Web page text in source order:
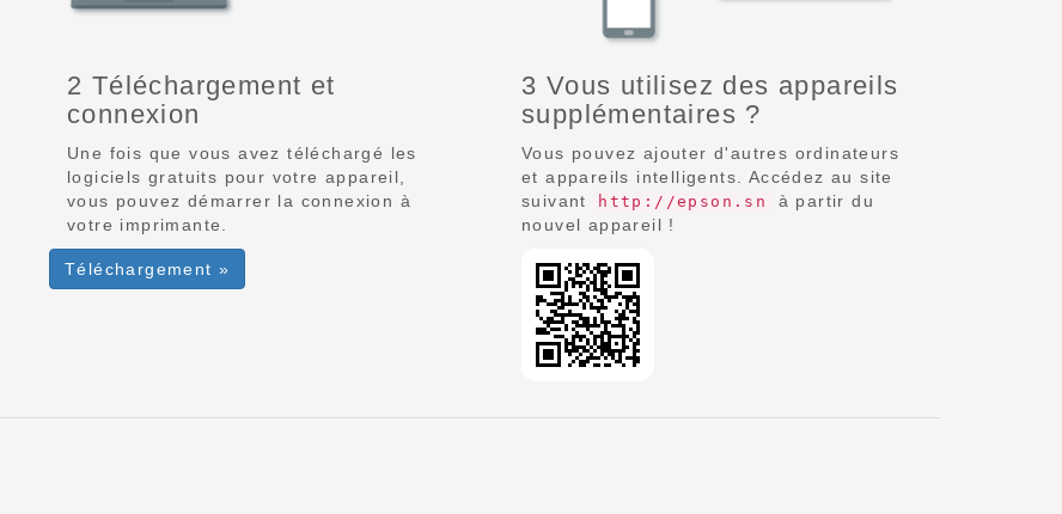
2 Téléchargement et
connexion
Une fois que vous avez téléchargé les
logiciels gratuits pour votre appareil,
vous pouvez démarrer la connexion à
votre imprimante.
Téléchargement »
3 Vous utilisez des appareils
supplémentaires ?
Vous pouvez ajouter d'autres ordinateurs
et appareils intelligents. Accédez au site
suivant
http://epson.sn
à partir du
nouvel appareil !